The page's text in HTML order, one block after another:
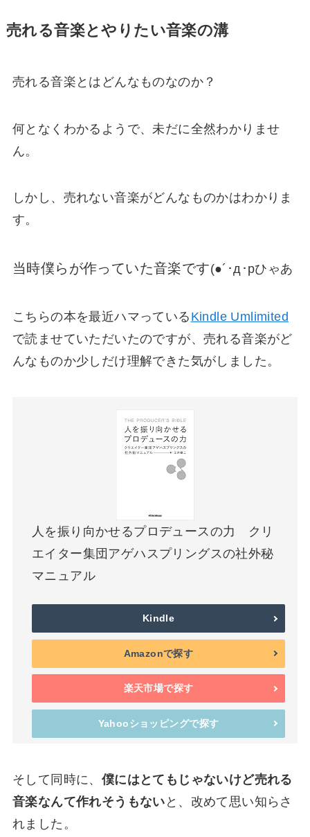
売れる音楽とやりたい音楽の溝
売れる音楽とはどんなものなのか？
何となくわかるようで、未だに全然わかりませ
ん。
しかし、売れない音楽がどんなものかはわかりま
す。
当時僕らが作っていた音楽です(●´･д･pひゃあ
こちらの本を最近ハマっている Kindle Umlimited
で読ませていただいたのですが、売れる音楽がど
んなものか少しだけ理解できた気がしました。
人を振り向かせるプロデュースの力 クリ
エイター集団アゲハスプリングスの社外秘
マニュアル
Kindle
Amazonで探す
楽天市場で探す
Yahooショッピングで探す
そして同時に、 僕にはとてもじゃないけど売れる
音楽なんて作れそうもない と、改めて思い知らさ
れました。